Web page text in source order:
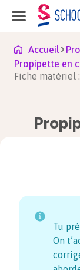
Accueil
Propipette en
Fiche matériel
Tu
On